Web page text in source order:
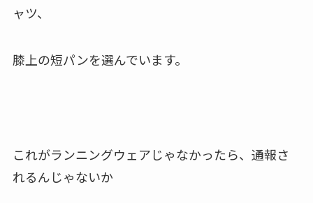
ャツ、
膝上の短パンを選んでいます。
これがランニングウェアじゃなかったら、通報さ
れるんじゃないか